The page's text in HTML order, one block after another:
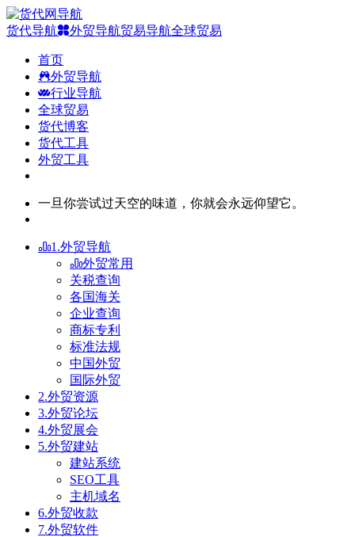
货代导航 外贸导航贸易导航全球贸易
首页
外贸导航
行业导航
全球贸易
货代博客
货代工具
外贸工具
一旦你尝试过天空的味道，你就会永远仰望它。
1.外贸导航
外贸常用
关税查询
各国海关
企业查询
商标专利
标准法规
中国外贸
国际外贸
2.外贸资源
3.外贸论坛
4.外贸展会
5.外贸建站
建站系统
SEO工具
主机域名
6.外贸收款
7.外贸软件